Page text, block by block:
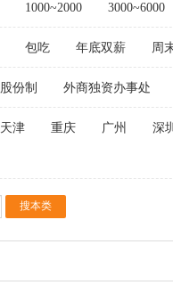
1000~2000 3000~6000
包吃 年底双薪 周
股份制 外商独资办事处
天津 重庆 广州 深圳